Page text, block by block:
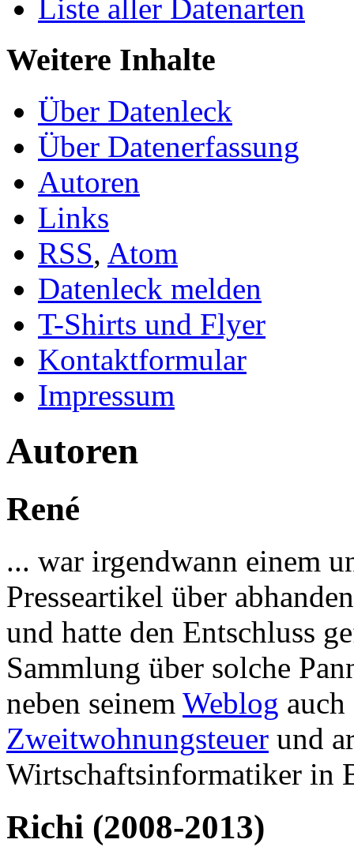
Liste aller Datenarten
Weitere Inhalte
Über Datenleck
Über Datenerfassung
Autoren
Links
RSS, Atom
Datenleck melden
T-Shirts und Flyer
Kontaktformular
Impressum
Autoren
René
... war irgendwann einem
Presseartikel über
und hatte den Entschluss
Sammlung über solche
neben seinem Weblog
Zweitwohnungsteuer und
Wirtschaftsinformatiker in
Richi (2008-2013)